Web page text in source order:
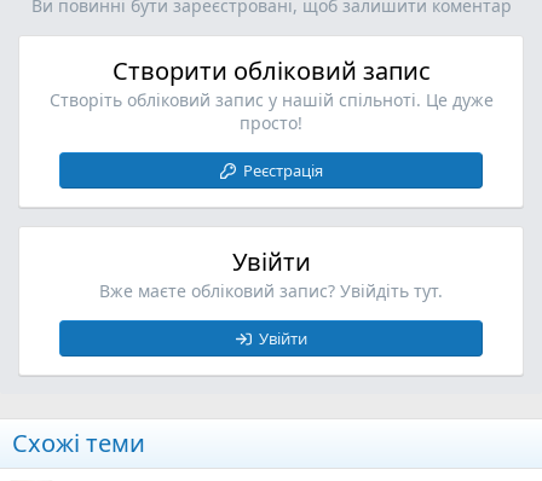
и
в
н
о
и
в
н
о
Ви повинні бути зареєстровані, щоб залишити коментар
Створити обліковий запис
Створіть обліковий запис у нашій спільноті. Це дуже
просто!
Реєстрація
Увійти
Вже маєте обліковий запис? Увійдіть тут.
Увійти
Схожі теми